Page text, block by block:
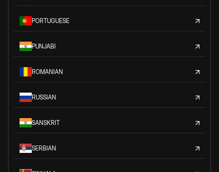
PORTUGUESE
PUNJABI
ROMANIAN
RUSSIAN
SANSKRIT
SERBIAN